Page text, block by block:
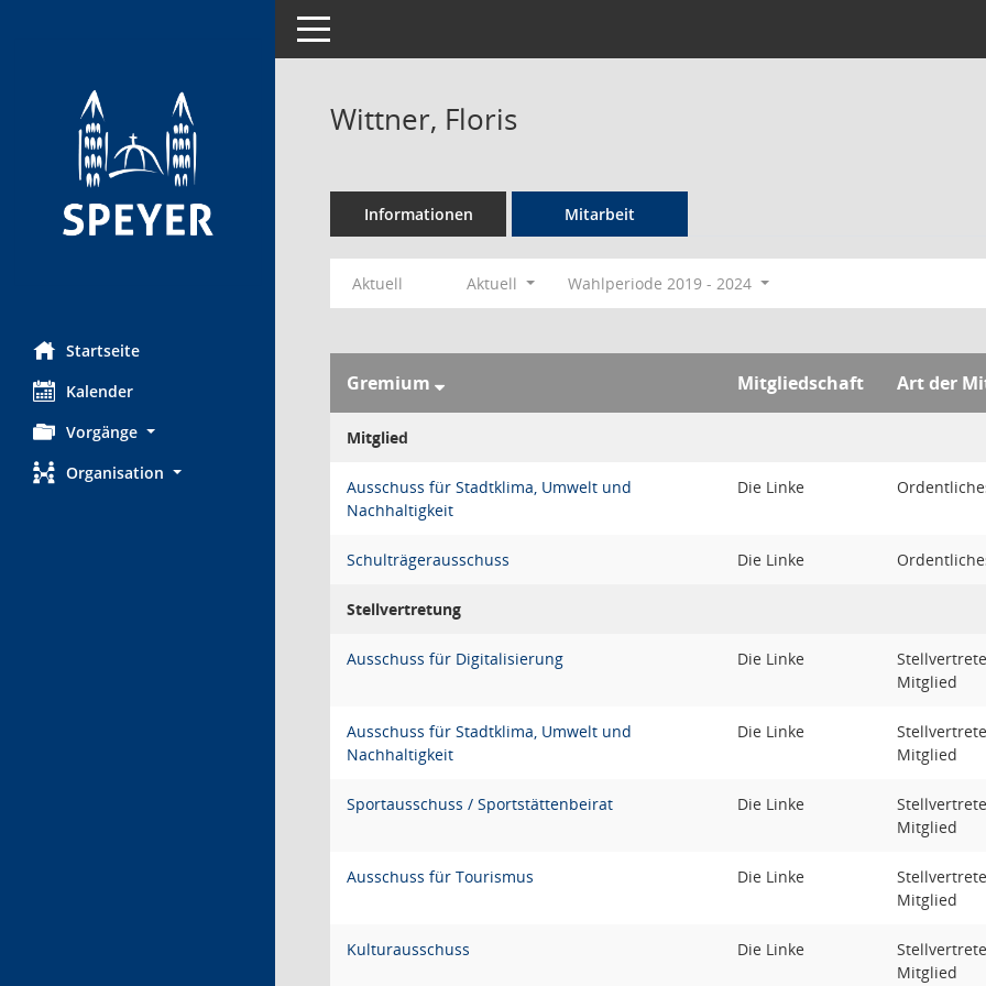
Startseite
Kalender
Vorgänge
Organisation
Toggle navigation
Wittner, Floris
Informationen Mitarbeit
Aktuell Aktuell Wahlperiode 2019 - 2024
Gremium Mitgliedschaft Art der
Mitglied
Ausschuss für Stadtklima, Umwelt und
Nachhaltigkeit
Die Linke
Schulträgerausschuss Die Linke
Stellvertretung
Ausschuss für Digitalisierung Die Linke
Mitglied
Ausschuss für Stadtklima, Umwelt und
Nachhaltigkeit
Die Linke
Mitglied
Sportausschuss / Sportstättenbeirat Die Linke
Mitglied
Ausschuss für Tourismus Die Linke
Mitglied
Kulturausschuss Die Linke
Mitglied